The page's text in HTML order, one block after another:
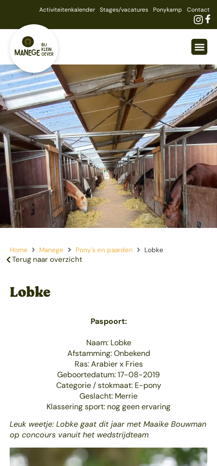
Activiteitenkalender Stages/vacatures Ponykamp Contact
Home Manege Pony's en paarden Lobke
Terug naar overzicht
Lobke
Paspoort:
Naam: Lobke
Afstamming: Onbekend
Ras: Arabier x Fries
Geboortedatum: 17-08-2019
Categorie / stokmaat: E-pony
Geslacht: Merrie
Klassering sport: nog geen ervaring
Leuk weetje: Lobke gaat dit jaar met Maaike Bouwman
op concours vanuit het wedstrijdteam